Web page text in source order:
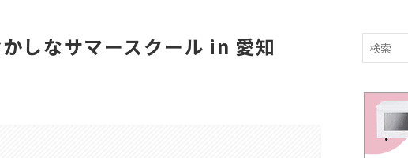
しなサマースクール in 愛知